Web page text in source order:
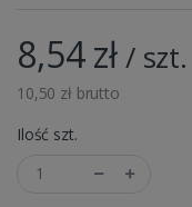
8,54 zł / szt.
10,50 zł brutto
Ilość szt.